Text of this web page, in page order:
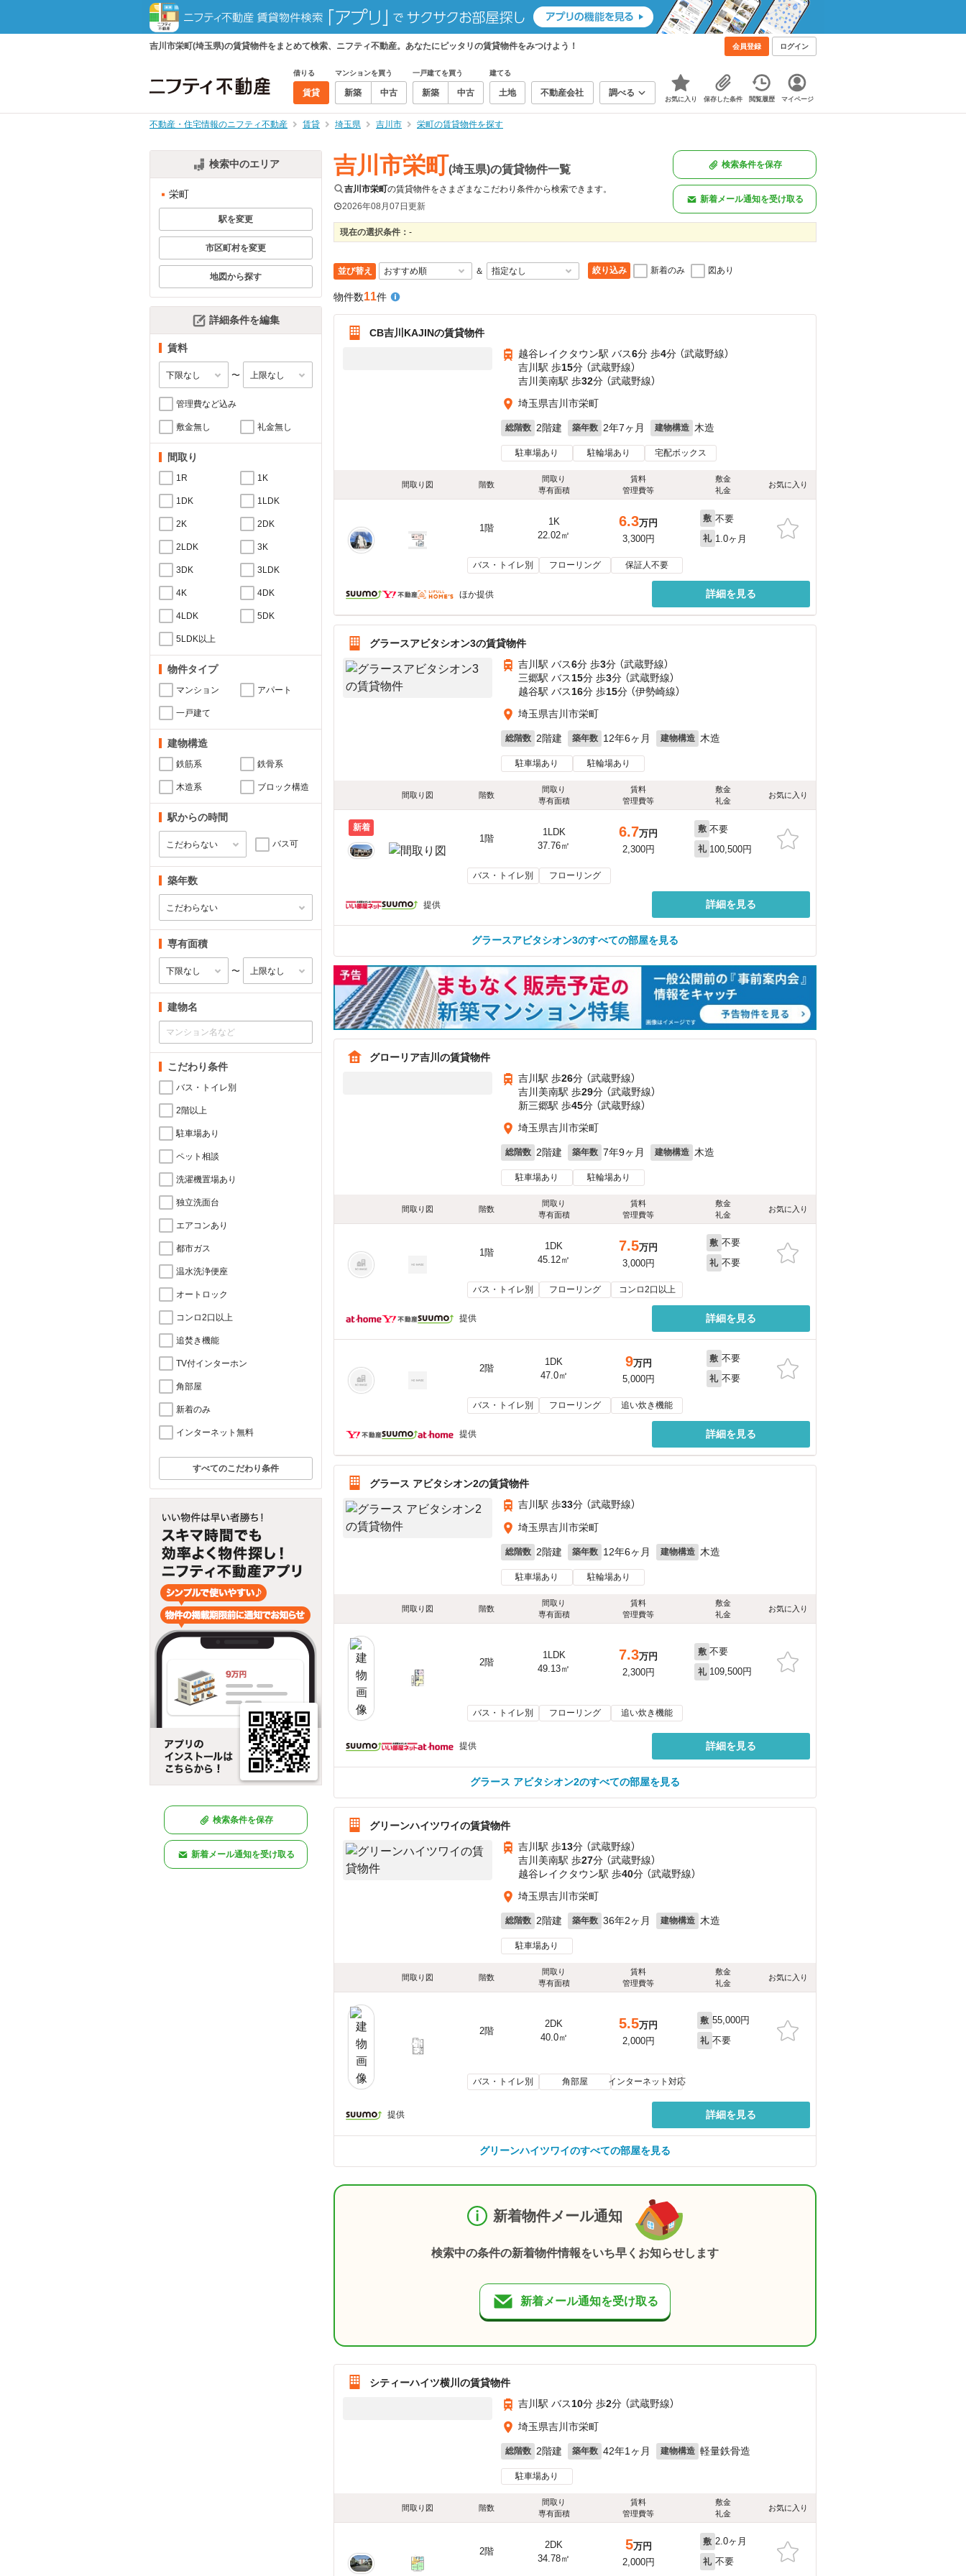
吉川市栄町(埼玉県)の賃貸物件をまとめて検索、ニフティ不動産。あなたにピッタリの賃貸物件をみつけよう！ 会員登録 ログイン
借りる
賃貸
マンションを買う
新築 中古
一戸建てを買う
新築 中古
建てる
土地 不動産会社 調べる
お気に入り 保存した条件 閲覧履歴 マイページ
不動産・住宅情報のニフティ不動産 賃貸 埼玉県 吉川市 栄町の賃貸物件を探す
検索中のエリア
栄町
駅を変更
市区町村を変更
地図から探す
詳細条件を編集
賃料
〜
管理費など込み
敷金無し 礼金無し
間取り
1R 1K
1DK 1LDK
2K 2DK
2LDK 3K
3DK 3LDK
4K 4DK
4LDK 5DK
5LDK以上
物件タイプ
マンション アパート
一戸建て
建物構造
鉄筋系 鉄骨系
木造系 ブロック構造
駅からの時間
バス可
築年数
専有面積
〜
建物名
こだわり条件
バス・トイレ別
2階以上
駐車場あり
ペット相談
洗濯機置場あり
独立洗面台
エアコンあり
都市ガス
温水洗浄便座
オートロック
コンロ2口以上
追焚き機能
TV付インターホン
角部屋
新着のみ
インターネット無料
すべてのこだわり条件
検索条件を保存
新着メール通知を受け取る
吉川市栄町(埼玉県)の賃貸物件一覧
吉川市栄町の賃貸物件をさまざまなこだわり条件から検索できます。
2026年08月07日更新
検索条件を保存
新着メール通知を受け取る
現在の選択条件： -
並び替え ＆ 絞り込み 新着のみ 図あり
物件数11件
CB吉川KAJINの賃貸物件
越谷レイクタウン駅 バス6分 歩4分 （武蔵野線）
吉川駅 歩15分 （武蔵野線）
吉川美南駅 歩32分 （武蔵野線）
埼玉県吉川市栄町
総階数 2階建 築年数 2年7ヶ月 建物構造 木造
駐車場あり 駐輪場あり 宅配ボックス
間取り図 階数
間取り
専有面積
賃料
管理費等
敷金
礼金
お気に入り
1階
1K
22.02㎡
6.3万円
3,300円
敷 不要
礼 1.0ヶ月
バス・トイレ別 フローリング 保証人不要
ほか提供 詳細を見る
グラースアビタシオン3の賃貸物件
吉川駅 バス6分 歩3分 （武蔵野線）
三郷駅 バス15分 歩3分 （武蔵野線）
越谷駅 バス16分 歩15分 （伊勢崎線）
埼玉県吉川市栄町
総階数 2階建 築年数 12年6ヶ月 建物構造 木造
駐車場あり 駐輪場あり
間取り図 階数
間取り
専有面積
賃料
管理費等
敷金
礼金
お気に入り
新着
1階
1LDK
37.76㎡
6.7万円
2,300円
敷 不要
礼 100,500円
バス・トイレ別 フローリング
提供 詳細を見る
グラースアビタシオン3のすべての部屋を見る
グローリア吉川の賃貸物件
吉川駅 歩26分 （武蔵野線）
吉川美南駅 歩29分 （武蔵野線）
新三郷駅 歩45分 （武蔵野線）
埼玉県吉川市栄町
総階数 2階建 築年数 7年9ヶ月 建物構造 木造
駐車場あり 駐輪場あり
間取り図 階数
間取り
専有面積
賃料
管理費等
敷金
礼金
お気に入り
1階
1DK
45.12㎡
7.5万円
3,000円
敷 不要
礼 不要
バス・トイレ別 フローリング コンロ2口以上
提供 詳細を見る
2階
1DK
47.0㎡
9万円
5,000円
敷 不要
礼 不要
バス・トイレ別 フローリング 追い炊き機能
提供 詳細を見る
グラース アビタシオン2の賃貸物件
吉川駅 歩33分 （武蔵野線）
埼玉県吉川市栄町
総階数 2階建 築年数 12年6ヶ月 建物構造 木造
駐車場あり 駐輪場あり
間取り図 階数
間取り
専有面積
賃料
管理費等
敷金
礼金
お気に入り
2階
1LDK
49.13㎡
7.3万円
2,300円
敷 不要
礼 109,500円
バス・トイレ別 フローリング 追い炊き機能
提供 詳細を見る
グラース アビタシオン2のすべての部屋を見る
グリーンハイツワイの賃貸物件
吉川駅 歩13分 （武蔵野線）
吉川美南駅 歩27分 （武蔵野線）
越谷レイクタウン駅 歩40分 （武蔵野線）
埼玉県吉川市栄町
総階数 2階建 築年数 36年2ヶ月 建物構造 木造
駐車場あり
間取り図 階数
間取り
専有面積
賃料
管理費等
敷金
礼金
お気に入り
2階
2DK
40.0㎡
5.5万円
2,000円
敷 55,000円
礼 不要
バス・トイレ別 角部屋 インターネット対応
提供 詳細を見る
グリーンハイツワイのすべての部屋を見る
新着物件メール通知
検索中の条件の新着物件情報をいち早くお知らせします
新着メール通知を受け取る
シティーハイツ横川の賃貸物件
吉川駅 バス10分 歩2分 （武蔵野線）
埼玉県吉川市栄町
総階数 2階建 築年数 42年1ヶ月 建物構造 軽量鉄骨造
駐車場あり
間取り図 階数
間取り
専有面積
賃料
管理費等
敷金
礼金
お気に入り
2階
2DK
34.78㎡
5万円
2,000円
敷 2.0ヶ月
礼 不要